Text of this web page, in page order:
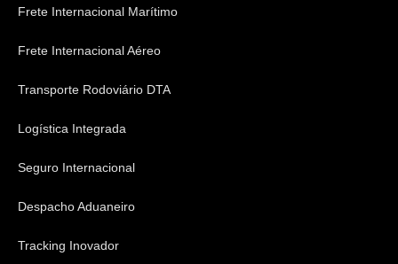
Frete Internacional Marítimo
Frete Internacional Aéreo
Transporte Rodoviário DTA
Logística Integrada
Seguro Internacional
Despacho Aduaneiro
Tracking Inovador